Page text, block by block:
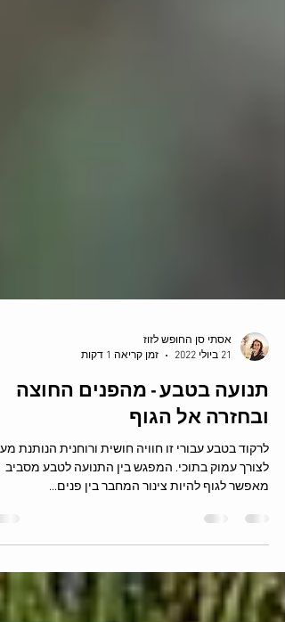
אסתי סן החופש לזוז
21 ביולי 2022
זמן קריאה 1 דקות
תנועה בטבע - מהפנים החוצה
ובחזרה אל הגוף
לצורך עמוק בתוכי. המפגש בין התנועה לטבע מסביב